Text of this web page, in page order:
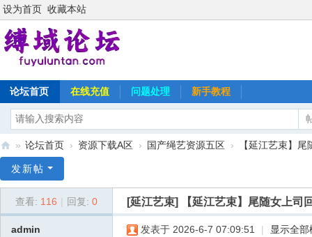
设为首页 收藏本站
论坛首页 在线充值 问题处理 新手教程
域
» 论坛首页 › 资源下载A区 › 国产绳艺资源五区 › 【延江艺束】
发新帖
查看: 116 回复: 0 [延江艺束] 【延江艺束】尾随女上司
admin 发表于 2026-6-7 07:09:51 显示全部